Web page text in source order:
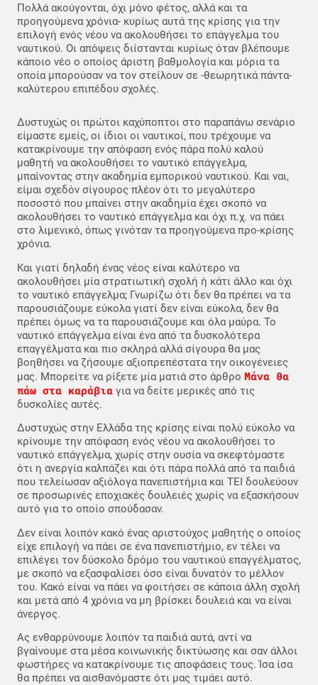
Πολλά ακούγονται, όχι μόνο φέτος, αλλά και τα
προηγούμενα χρόνια- κυρίως αυτά της κρίσης για την
επιλογή ενός νέου να ακολουθήσει το επάγγελμα του
ναυτικού. Οι απόψεις διίστανται κυρίως όταν βλέπουμε
κάποιο νέο ο οποίος άριστη βαθμολογία και μόρια τα
οποία μπορούσαν να τον στείλουν σε -θεωρητικά πάντα-
καλύτερου επιπέδου σχολές.
Δυστυχώς οι πρώτοι καχύποπτοι στο παραπάνω σενάριο
είμαστε εμείς, οι ίδιοι οι ναυτικοί, που τρέχουμε να
κατακρίνουμε την απόφαση ενός πάρα πολύ καλού
μαθητή να ακολουθήσει το ναυτικό επάγγελμα,
μπαίνοντας στην ακαδημία εμπορικού ναυτικού. Και ναι,
είμαι σχεδόν σίγουρος πλέον ότι το μεγαλύτερο
ποσοστό που μπαίνει στην ακαδημία έχει σκοπό να
ακολουθήσει το ναυτικό επάγγελμα και όχι π.χ. να πάει
στο λιμενικό, όπως γινόταν τα προηγούμενα προ-κρίσης
χρόνια.
Και γιατί δηλαδή ένας νέος είναι καλύτερο να
ακολουθήσει μία στρατιωτική σχολή ή κάτι άλλο και όχι
το ναυτικό επάγγελμα; Γνωρίζω ότι δεν θα πρέπει να τα
παρουσιάζουμε εύκολα γιατί δεν είναι εύκολα, δεν θα
πρέπει όμως να τα παρουσιάζουμε και όλα μαύρα. Το
ναυτικό επάγγελμα είναι ένα από τα δυσκολότερα
επαγγέλματα και πιο σκληρά αλλά σίγουρα θα μας
βοηθήσει να ζήσουμε αξιοπρεπέστατα την οικογένειες
μας. Μπορείτε να ρίξετε μία ματιά στο άρθρο Μάνα θα
πάω στα καράβια για να δείτε μερικές από τις
δυσκολίες αυτές.
Δυστυχώς στην Ελλάδα της κρίσης είναι πολύ εύκολο να
κρίνουμε την απόφαση ενός νέου να ακολουθήσει το
ναυτικό επάγγελμα, χωρίς στην ουσία να σκεφτόμαστε
ότι η ανεργία καλπάζει και ότι πάρα πολλά από τα παιδιά
που τελείωσαν αξιόλογα πανεπιστήμια και ΤΕΙ δουλεύουν
σε προσωρινές εποχιακές δουλειές χωρίς να εξασκήσουν
αυτό για το οποίο σπούδασαν.
Δεν είναι λοιπόν κακό ένας αριστούχος μαθητής ο οποίος
είχε επιλογή να πάει σε ένα πανεπιστήμιο, εν τέλει να
επιλέγει τον δύσκολο δρόμο του ναυτικού επαγγέλματος,
με σκοπό να εξασφαλίσει όσο είναι δυνατόν το μέλλον
του. Κακό είναι να πάει να φοιτήσει σε κάποια άλλη σχολή
και μετά από 4 χρόνια να μη βρίσκει δουλειά και να είναι
άνεργος.
Ας ενθαρρύνουμε λοιπόν τα παιδιά αυτά, αντί να
βγαίνουμε στα μέσα κοινωνικής δικτύωσης και σαν άλλοι
φωστήρες να κατακρίνουμε τις αποφάσεις τους. Ίσα ίσα
θα πρέπει να αισθανόμαστε ότι μας τιμάει αυτό.